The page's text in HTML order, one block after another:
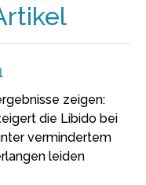
zeigen:
die Libido bei
vermindertem
leiden